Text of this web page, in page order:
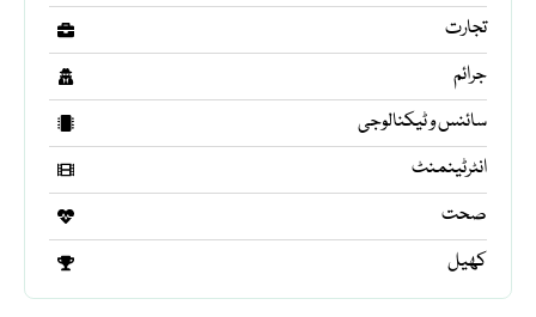
تجارت
جرائم
سائنس و ٹیکنالوجی
انٹرٹینمنٹ
صحت
کھیل